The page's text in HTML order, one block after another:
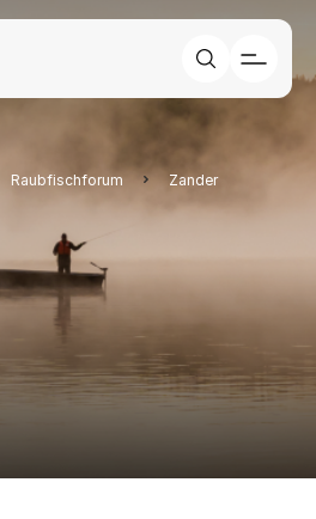
Raubfischforum Zander